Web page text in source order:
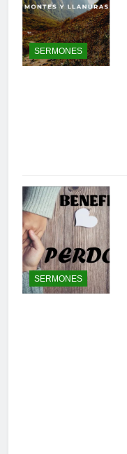
SERMONES
SERMONES